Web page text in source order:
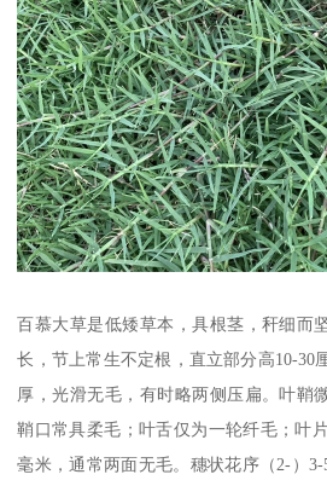
百慕大草是低矮草本，具根茎，秆细而
长，节上常生不定根，直立部分高10-30
厚，光滑无毛，有时略两侧压扁。叶鞘
鞘口常具柔毛；叶舌仅为一轮纤毛；叶
毫米，通常两面无毛。穗状花序（2-）